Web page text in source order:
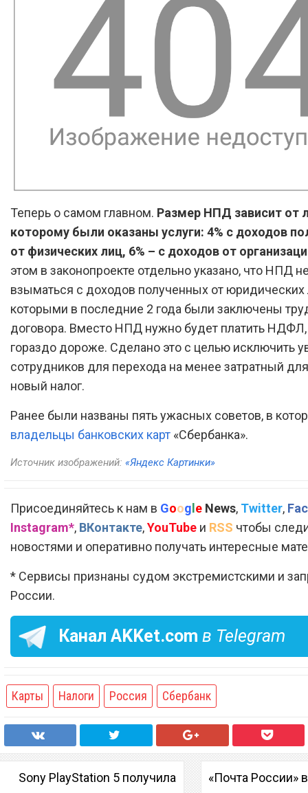
Теперь о самом главном. Размер НПД зависит от
которому были оказаны услуги: 4% с доходов
от физических лиц, 6% – с доходов от
этом в законопроекте отдельно указано, что НПД
взыматься с доходов полученных от юридических
которыми в последние 2 года были заключены
договора. Вместо НПД нужно будет платить НДФЛ,
гораздо дороже. Сделано это с целью исключить
сотрудников для перехода на менее затратный
новый налог.
Ранее были названы пять ужасных советов, в
владельцы банковских карт «Сбербанка».
Источник изображений: «Яндекс Картинки»
Присоединяйтесь к нам в Goog e News, Twitter,
Instagram*, ВКонтакте,YouTube и RSS чтобы
новостями и оперативно получать интересные
* Сервисы признаны судом экстремистскими и
России.
Канал AKKet.com в Telegram
Карты Налоги Россия Сбербанк
Sony PlayStation 5 получила
«Почта России»